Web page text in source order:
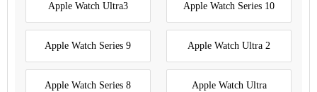
Apple Watch Ultra3 Apple Watch Series 10
Apple Watch Series 9 Apple Watch Ultra 2
Apple Watch Series 8 Apple Watch Ultra